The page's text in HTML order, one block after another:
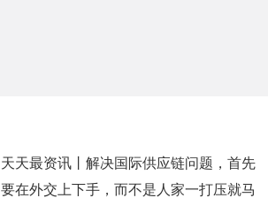
天天最资讯丨解决国际供应链问题，首先
要在外交上下手，而不是人家一打压就马